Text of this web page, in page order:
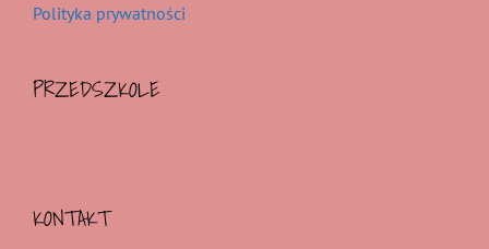
Polityka prywatności
PRZEDSZKOLE
KONTAKT